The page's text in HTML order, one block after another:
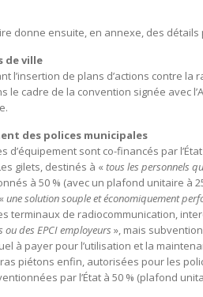
donne ensuite, en annexe, des détails
de ville
l’insertion de plans d’actions contre
le cadre de la convention signée avec
des polices municipales
d’équipement sont co-financés par
gilets, destinés à « tous les personnels
à 50 % (avec un plafond unitaire à
une solution souple et économiquement
terminaux de radiocommunication,
ou des EPCI employeurs », mais
à payer pour l’utilisation et la
piétons enfin, autorisées pour les
par l’État à 50 % (plafond